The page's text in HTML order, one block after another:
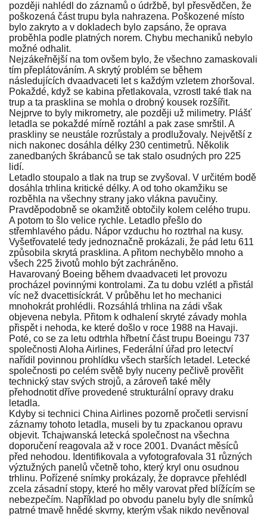
později nahlédl do záznamů o údržbě, byl přesvědčen, že
poškozená část trupu byla nahrazena. Poškozené místo
bylo zakryto a v dokladech bylo zapsáno, že oprava
proběhla podle platných norem. Chybu mechaniků nebylo
možné odhalit.
Nejzákeřnější na tom ovšem bylo, že všechno zamaskovali
tím přeplátováním. A skrytý problém se během
následujících dvaadvaceti let s každým vzletem zhoršoval.
Pokaždé, když se kabina přetlakovala, vzrostl také tlak na
trup a ta prasklina se mohla o drobný kousek rozšířit.
Nejprve to byly mikrometry, ale později už milimetry. Plášť
letadla se pokaždé mírně roztáhl a pak zase smrštil. A
praskliny se neustále rozrůstaly a prodlužovaly. Největší z
nich nakonec dosáhla délky 230 centimetrů. Několik
zanedbaných škrábanců se tak stalo osudných pro 225
lidí.
Letadlo stoupalo a tlak na trup se zvyšoval. V určitém bodě
dosáhla trhlina kritické délky. A od toho okamžiku se
rozběhla na všechny strany jako vlákna pavučiny.
Pravděpodobně se okamžitě obtočily kolem celého trupu.
A potom to šlo velice rychle. Letadlo přešlo do
střemhlavého pádu. Nápor vzduchu ho roztrhal na kusy.
Vyšetřovatelé tedy jednoznačně prokázali, že pád letu 611
způsobila skrytá prasklina. A přitom nechybělo mnoho a
všech 225 životů mohlo být zachráněno.
Havarovaný Boeing během dvaadvaceti let provozu
procházel povinnými kontrolami. Za tu dobu vzlétl a přistál
víc než dvacettisíckrát. V průběhu let ho mechanici
mnohokrát prohlédli. Rozsáhlá trhlina na zádi však
objevena nebyla. Přitom k odhalení skryté závady mohla
přispět i nehoda, ke které došlo v roce 1988 na Havaji.
Poté, co se za letu odtrhla hřbetní část trupu Boeingu 737
společnosti Aloha Airlines, Federální úřad pro letectví
nařídil povinnou prohlídku všech starších letadel. Letecké
společnosti po celém světě byly nuceny pečlivě prověřit
technický stav svých strojů, a zároveň také měly
přehodnotit dříve provedené strukturální opravy draku
letadla.
Kdyby si technici China Airlines pozorně pročetli servisní
záznamy tohoto letadla, museli by tu zpackanou opravu
objevit. Tchajwanská letecká společnost na všechna
doporučení reagovala až v roce 2001. Dvanáct měsíců
před nehodou. Identifikovala a vyfotografovala 31 různých
výztužných panelů včetně toho, který kryl onu osudnou
trhlinu. Pořízené snímky prokázaly, že dopravce přehlédl
zcela zásadní stopy, které ho měly varovat před blížícím se
nebezpečím. Například po obvodu panelu byly dle snímků
patrné tmavě hnědé skvrny, kterým však nikdo nevěnoval